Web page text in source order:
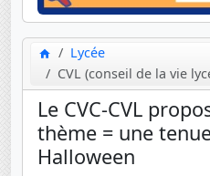
Lycée
CVL (conseil de la vie
Le CVC-CVL
thème = une
Halloween